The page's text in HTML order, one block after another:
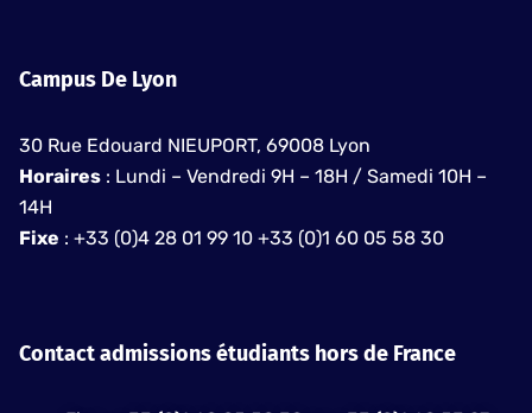
Campus De Lyon
30 Rue Edouard NIEUPORT, 69008 Lyon
Horaires : Lundi – Vendredi 9H – 18H / Samedi 10H –
14H
Fixe : +33 (0)4 28 01 99 10 +33 (0)1 60 05 58 30
Contact admissions étudiants hors de France